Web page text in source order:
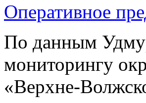
Оперативное
По данным
мониторингу
«Верхне-